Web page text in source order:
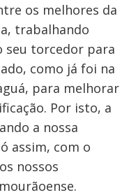
os melhores da
trabalhando
seu torcedor para
como já foi na
para melhorar
Por isto, a
a nossa
assim, com o
nossos